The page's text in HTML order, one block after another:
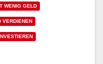
WENIG GELD
VERDIENEN